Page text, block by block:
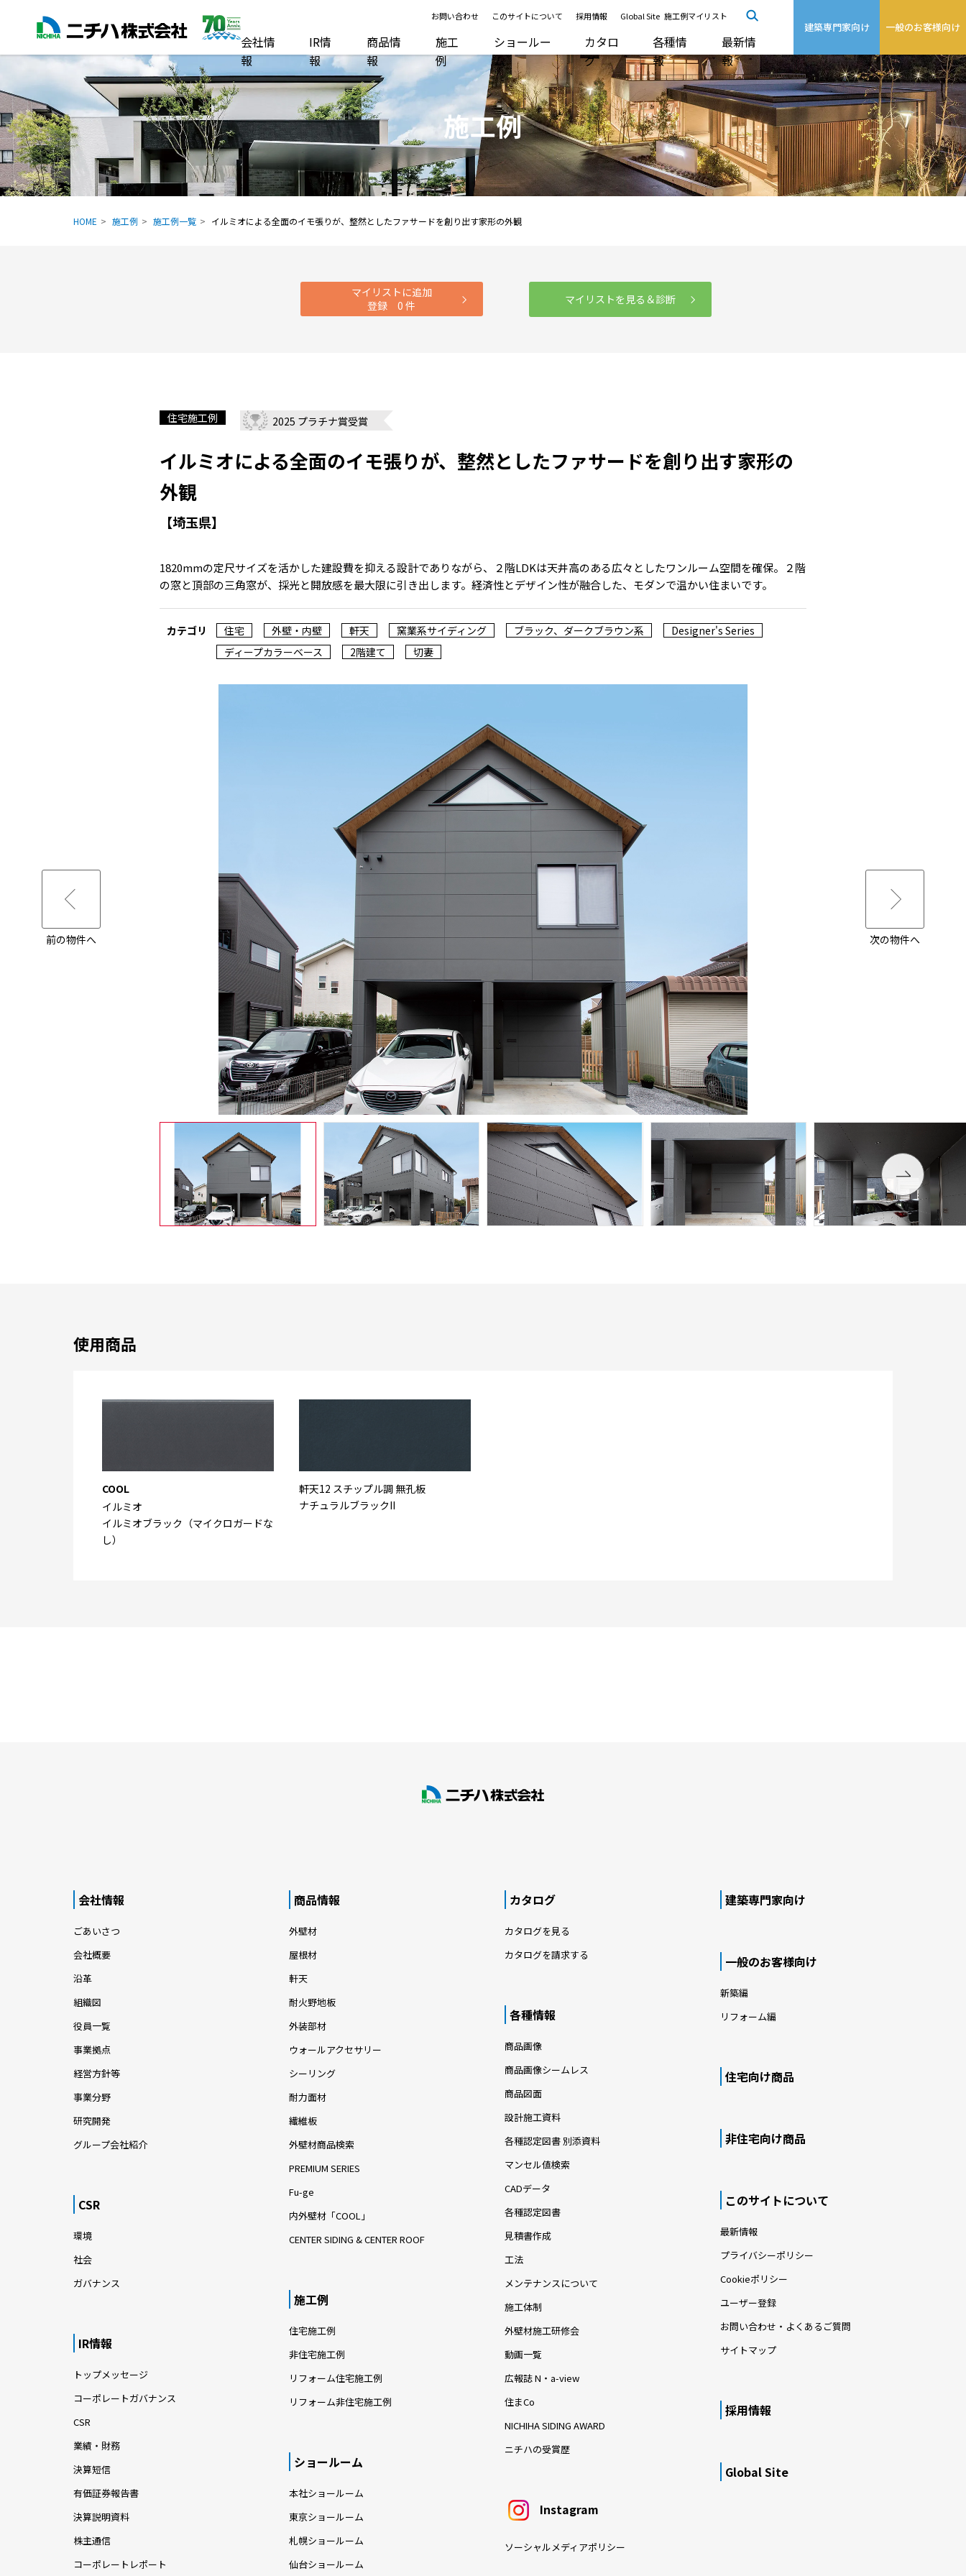
お問い合わせ このサイトについて 採用情報 Global Site 施工例マイリスト
会社情
報
IR情
報
商品情
報
施工
例
ショールー
ム
カタロ
グ
各種情
報
最新情
報
建築専門家向け 一般のお客様向け
施工例
HOME 施工例 施工例一覧 イルミオによる全面のイモ張りが、整然としたファサードを創り出す家形の外観
マイリストに追加
登録0 件 マイリストを見る＆診断
住宅施工例 2025 プラチナ賞受賞
イルミオによる全面のイモ張りが、整然としたファサードを創り出す家形の
外観
【埼玉県】
1820mmの定尺サイズを活かした建設費を抑える設計でありながら、２階LDKは天井高のある広々としたワンルーム空間を確保。２階
の窓と頂部の三角窓が、採光と開放感を最大限に引き出します。経済性とデザイン性が融合した、モダンで温かい住まいです。
カテゴリ 住宅 外壁・内壁 軒天 窯業系サイディング ブラック、ダークブラウン系
Designer's Series
ディープカラーベース
2階建て 切妻
前の物件へ 次の物件へ
使用商品
COOL
イルミオ
イルミオブラック（マイクロガードな
し）
軒天12 スチップル調 無孔板
ナチュラルブラックII
会社情報
ごあいさつ
会社概要
沿革
組織図
役員一覧
事業拠点
経営方針等
事業分野
研究開発
グループ会社紹介
CSR
環境
社会
ガバナンス
IR情報
トップメッセージ
コーポレートガバナンス
CSR
業績・財務
決算短信
有価証券報告書
決算説明資料
株主通信
コーポレートレポート
商品情報
外壁材
屋根材
軒天
耐火野地板
外装部材
ウォールアクセサリー
シーリング
耐力面材
繊維板
外壁材商品検索
PREMIUM SERIES
Fu-ge
内外壁材「COOL」
CENTER SIDING & CENTER ROOF
施工例
住宅施工例
非住宅施工例
リフォーム住宅施工例
リフォーム非住宅施工例
ショールーム
本社ショールーム
東京ショールーム
札幌ショールーム
仙台ショールーム
カタログ
カタログを見る
カタログを請求する
各種情報
商品画像
商品画像シームレス
商品図面
設計施工資料
各種認定図書 別添資料
マンセル値検索
CADデータ
各種認定図書
見積書作成
工法
メンテナンスについて
施工体制
外壁材施工研修会
動画一覧
広報誌 N・a-view
住まCo
NICHIHA SIDING AWARD
ニチハの受賞歴
Instagram
ソーシャルメディアポリシー
建築専門家向け
一般のお客様向け
新築編
リフォーム編
住宅向け商品
非住宅向け商品
このサイトについて
最新情報
プライバシーポリシー
Cookieポリシー
ユーザー登録
お問い合わせ・よくあるご質問
サイトマップ
採用情報
Global Site